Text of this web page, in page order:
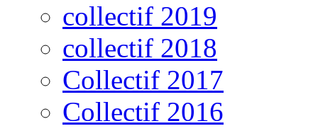
collectif 2019
collectif 2018
Collectif 2017
Collectif 2016